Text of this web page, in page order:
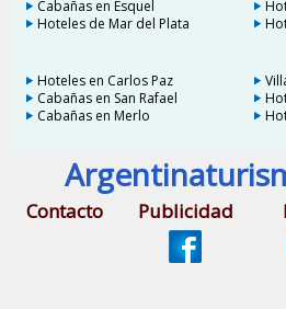
Cabañas en Esquel
Hoteles de Mar del Plata
Hoteles en Carlos Paz
Cabañas en San Rafael
Cabañas en Merlo
Contacto Publicidad